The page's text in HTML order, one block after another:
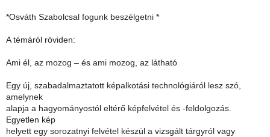
*​Osváth Szabolcsal fogunk beszélgetni *
A témáról röviden:
Ami él, az mozog – és ami mozog, az látható
Egy új, szabadalmaztatott képalkotási technológiáról lesz szó,
amelynek
alapja a hagyományostól eltérő képfelvétel és -feldolgozás.
Egyetlen kép
helyett egy sorozatnyi felvétel készül a vizsgált tárgyról vagy